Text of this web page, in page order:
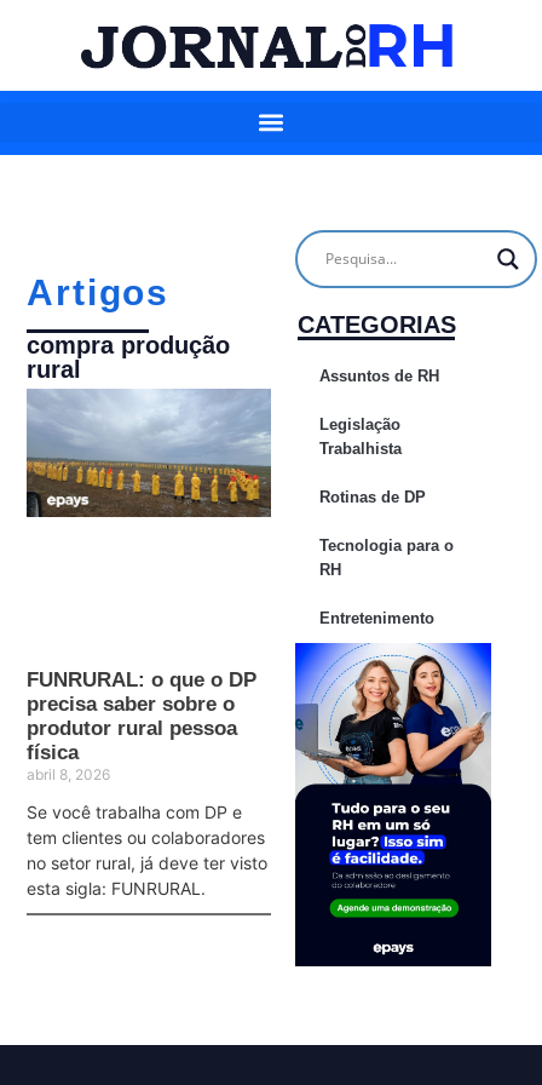
Artigos
compra produção
rural
FUNRURAL: o que o DP
precisa saber sobre o
produtor rural pessoa
física
abril 8, 2026
Se você trabalha com DP e
tem clientes ou colaboradores
no setor rural, já deve ter visto
esta sigla: FUNRURAL.
CATEGORIAS
Assuntos de RH
Legislação
Trabalhista
Rotinas de DP
Tecnologia para o
RH
Entretenimento